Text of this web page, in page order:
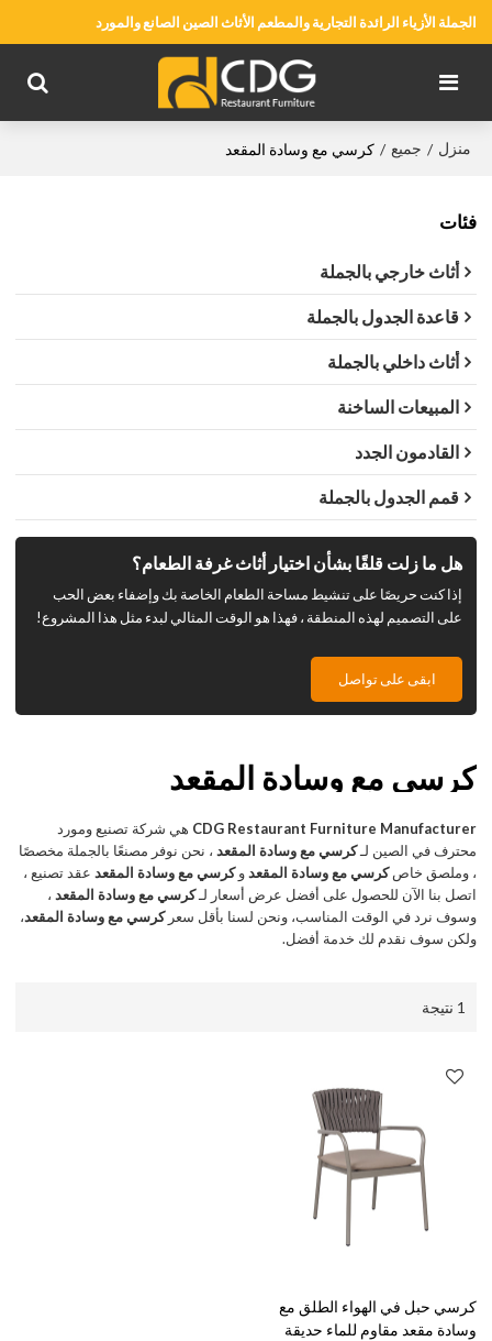
الجملة الأزياء الرائدة التجارية والمطعم الأثاث الصين الصانع والمورد
منزل / جميع / كرسي مع وسادة المقعد
فئات
أثاث خارجي بالجملة
قاعدة الجدول بالجملة
أثاث داخلي بالجملة
المبيعات الساخنة
القادمون الجدد
قمم الجدول بالجملة
هل ما زلت قلقًا بشأن اختيار أثاث غرفة الطعام؟
إذا كنت حريصًا على تنشيط مساحة الطعام الخاصة بك وإضفاء بعض الحب
على التصميم لهذه المنطقة ، فهذا هو الوقت المثالي لبدء مثل هذا المشروع!
ابقى على تواصل
كرسي مع وسادة المقعد
CDG Restaurant Furniture Manufacturer هي شركة تصنيع ومورد
محترف في الصين لـكرسي مع وسادة المقعد ، نحن نوفر مصنعًا بالجملة مخصصًا
، وملصق خاصكرسي مع وسادة المقعدوكرسي مع وسادة المقعد عقد تصنيع ،
اتصل بنا الآن للحصول على أفضل عرض أسعار لـكرسي مع وسادة المقعد ،
وسوف نرد في الوقت المناسب، ونحن لسنا بأقل سعركرسي مع وسادة المقعد،
ولكن سوف نقدم لك خدمة أفضل.
1 نتيجة
كرسي حبل في الهواء الطلق مع
وسادة مقعد مقاوم للماء حديقة